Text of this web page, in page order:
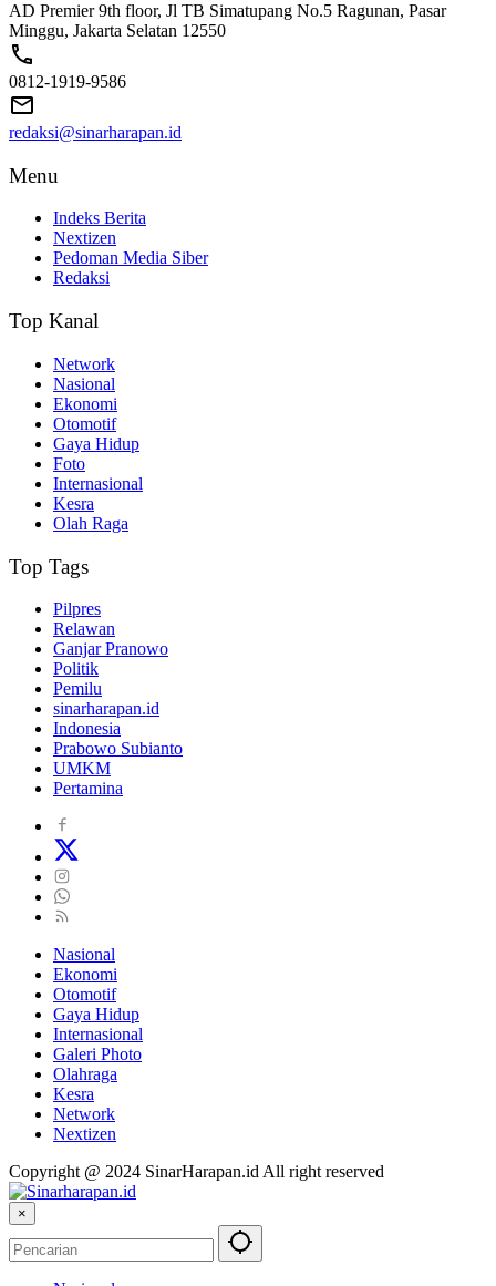
AD Premier 9th floor, Jl TB Simatupang No.5 Ragunan, Pasar
Minggu, Jakarta Selatan 12550
0812-1919-9586
redaksi@sinarharapan.id
Menu
Indeks Berita
Nextizen
Pedoman Media Siber
Redaksi
Top Kanal
Network
Nasional
Ekonomi
Otomotif
Gaya Hidup
Foto
Internasional
Kesra
Olah Raga
Top Tags
Pilpres
Relawan
Ganjar Pranowo
Politik
Pemilu
sinarharapan.id
Indonesia
Prabowo Subianto
UMKM
Pertamina
Nasional
Ekonomi
Otomotif
Gaya Hidup
Internasional
Galeri Photo
Olahraga
Kesra
Network
Nextizen
Copyright @ 2024 SinarHarapan.id All right reserved
×